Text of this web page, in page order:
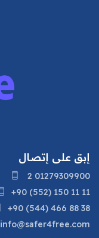
إبق على إتصال
2 01279309900
+90 (552) 150 11 11
+90 (544) 466 88 38
info@safer4free.com